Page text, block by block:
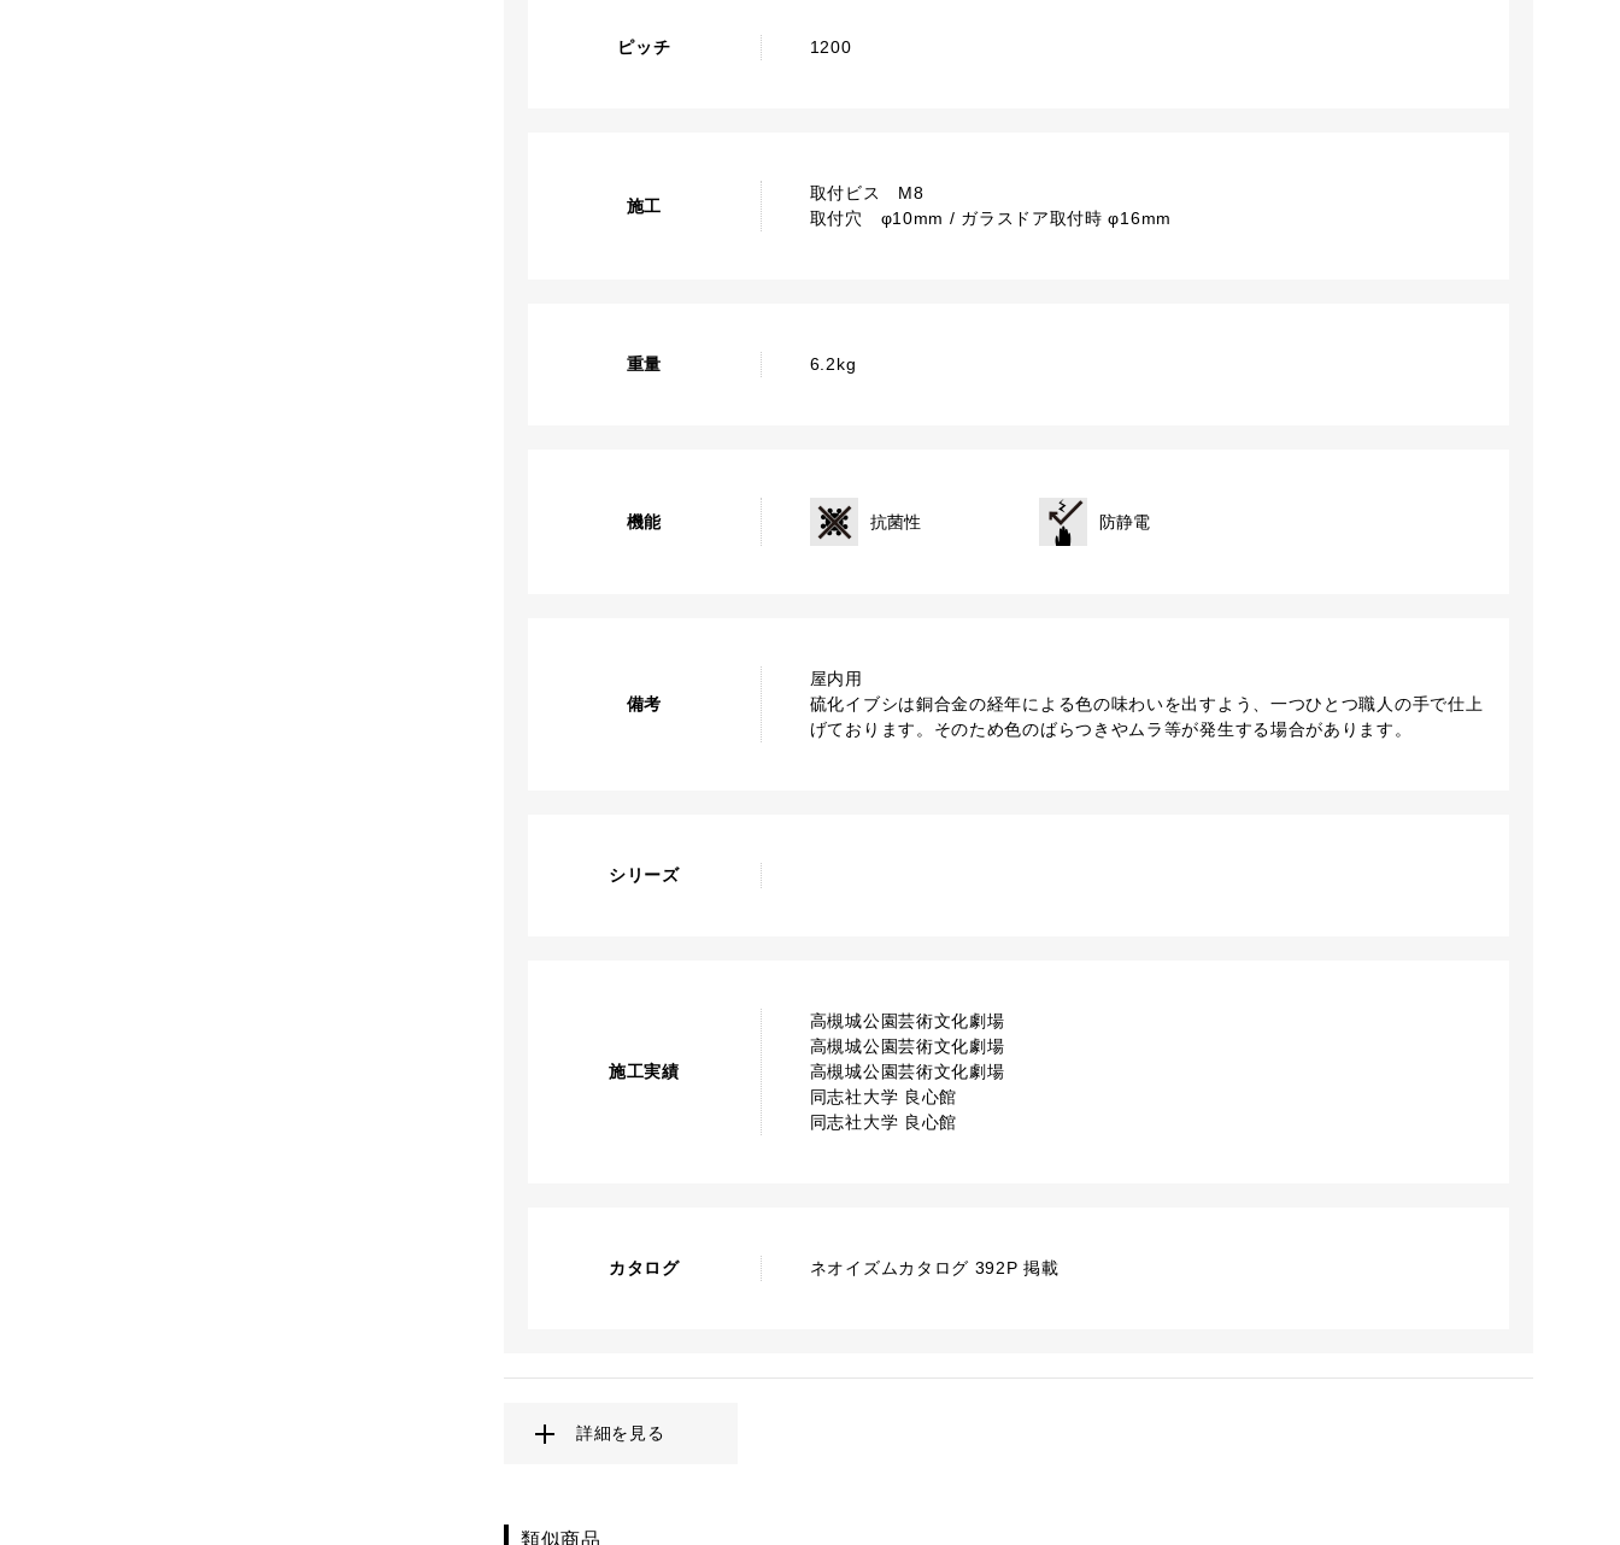
ピッチ 1200
施工
取付ビス M8
取付穴 φ10mm / ガラスドア取付時 φ16mm
重量 6.2kg
機能 抗菌性 防静電
備考
屋内用
硫化イブシは銅合金の経年による色の味わいを出すよう、一つひとつ職人の手で仕上
げております。そのため色のばらつきやムラ等が発生する場合があります。
シリーズ
施工実績
高槻城公園芸術文化劇場
高槻城公園芸術文化劇場
高槻城公園芸術文化劇場
同志社大学 良心館
同志社大学 良心館
カタログ ネオイズムカタログ 392P 掲載
詳細を見る
類似商品